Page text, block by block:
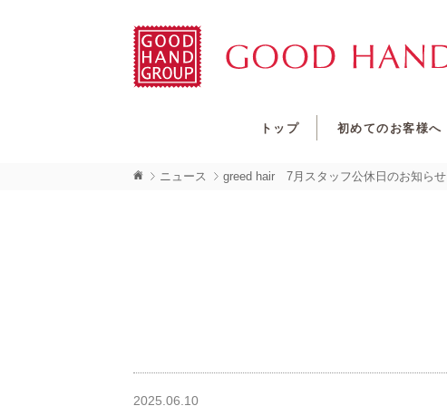
トップ 初めてのお客様へ
ニュース greed hair 7月スタッフ公休日のお知らせ
2025.06.10